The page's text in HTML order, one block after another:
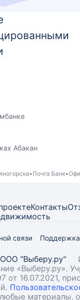
Абакан
Почта Банк
Контакты
связи Поддержка
"Выберу.ру"
«Выберу.ру».
от 16.07.2021,
материалы,